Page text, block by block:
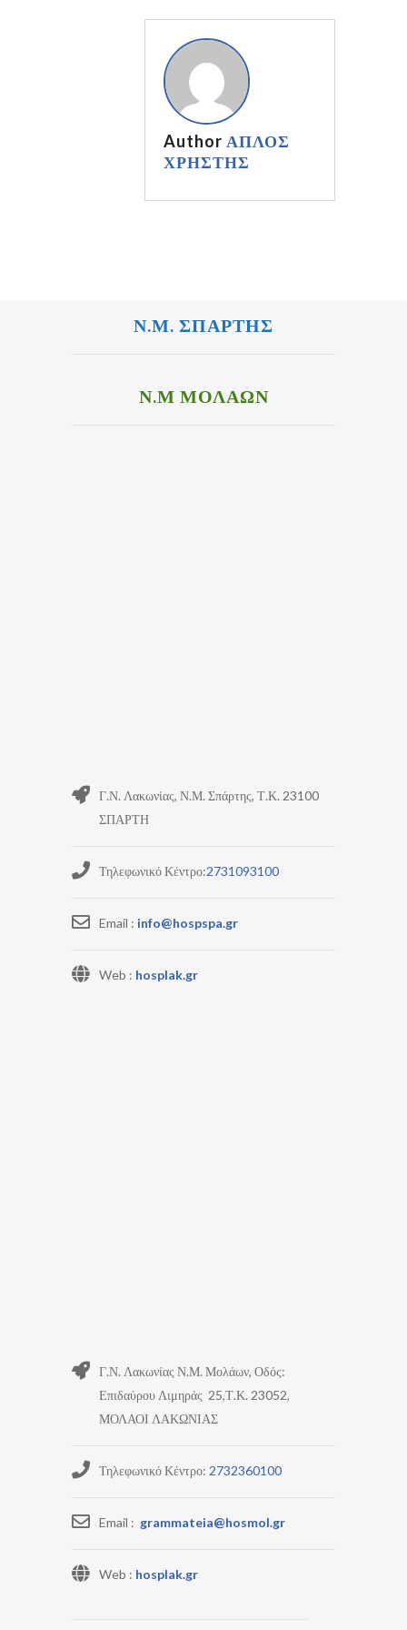
Author ΑΠΛΟΣ
ΧΡΗΣΤΗΣ
Ν.Μ. ΣΠΑΡΤΗΣ
Ν.Μ ΜΟΛΑΩΝ
Γ.Ν. Λακωνίας, Ν.Μ. Σπάρτης, Τ.Κ. 23100
ΣΠΑΡΤΗ
Τηλεφωνικό Κέντρο:2731093100
Email : info@hospspa.gr
Web : hosplak.gr
Γ.Ν. Λακωνίας Ν.Μ. Μολάων, Οδός:
Επιδαύρου Λιμηράς 25,Τ.Κ. 23052,
ΜΟΛΑΟΙ ΛΑΚΩΝΙΑΣ
Τηλεφωνικό Κέντρο: 2732360100
Email : grammateia@hosmol.gr
Web : hosplak.gr